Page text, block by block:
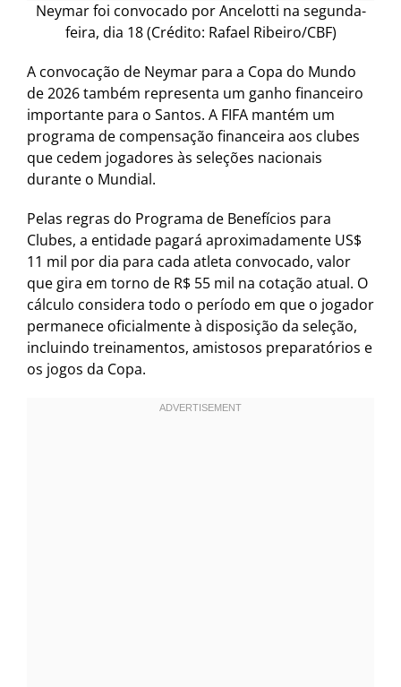
Neymar foi convocado por Ancelotti na segunda-
feira, dia 18 (Crédito: Rafael Ribeiro/CBF)
A convocação de Neymar para a Copa do Mundo
de 2026 também representa um ganho financeiro
importante para o Santos. A FIFA mantém um
programa de compensação financeira aos clubes
que cedem jogadores às seleções nacionais
durante o Mundial.
Pelas regras do Programa de Benefícios para
Clubes, a entidade pagará aproximadamente US$
11 mil por dia para cada atleta convocado, valor
que gira em torno de R$ 55 mil na cotação atual. O
cálculo considera todo o período em que o jogador
permanece oficialmente à disposição da seleção,
incluindo treinamentos, amistosos preparatórios e
os jogos da Copa.